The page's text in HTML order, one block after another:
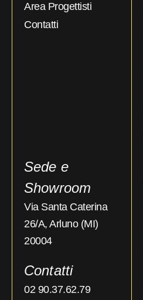
Area Progettisti
Contatti
Sede e
Showroom
Via Santa Caterina
26/A, Arluno (MI)
20004
Contatti
02 90.37.62.79